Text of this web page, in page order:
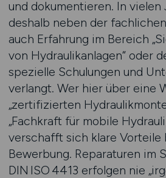
und dokumentieren. In
deshalb neben der
auch Erfahrung im Bereich
von Hydraulikanlagen“ oder
spezielle Schulungen und
verlangt. Wer hier über eine
„zertifizierten
„Fachkraft für mobile
verschafft sich klare Vorteile
Bewerbung. Reparaturen im
DIN ISO 4413 erfolgen nie